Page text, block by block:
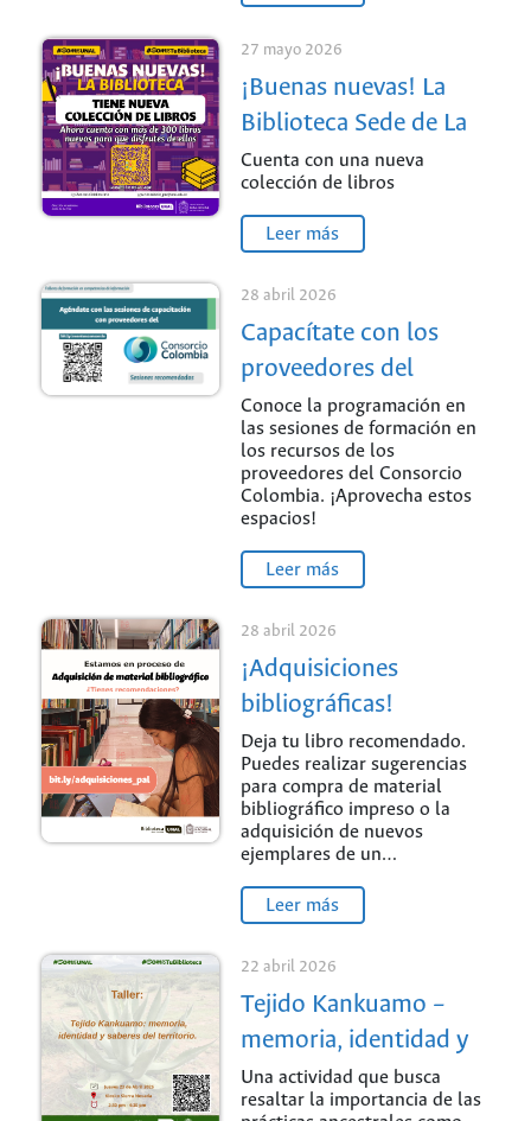
27 mayo 2026
¡Buenas nuevas! La
Biblioteca Sede de La
Paz
Cuenta con una nueva
colección de libros
Leer más
28 abril 2026
Capacítate con los
proveedores del
Consorcio Colombia /
Sede Palmira
Conoce la programación en
las sesiones de formación en
los recursos de los
proveedores del Consorcio
Colombia. ¡Aprovecha estos
espacios!
Leer más
28 abril 2026
¡Adquisiciones
bibliográficas!
Deja tu libro recomendado.
Puedes realizar sugerencias
para compra de material
bibliográfico impreso o la
adquisición de nuevos
ejemplares de un…
Leer más
22 abril 2026
Tejido Kankuamo –
memoria, identidad y
saberes del territorio
Una actividad que busca
resaltar la importancia de las